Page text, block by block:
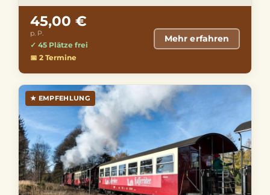
entdecken Sie vor Ort den bekannt …
45,00 €
p. P.
✓ 45 Plätze frei
📅 2 Termine
Mehr erfahren
★ EMPFEHLUNG